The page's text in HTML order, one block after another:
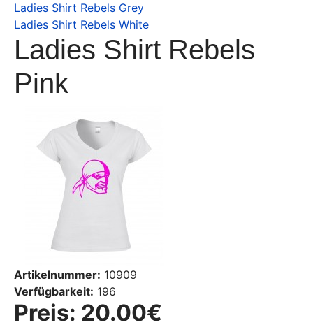
Ladies Shirt Rebels Grey
Ladies Shirt Rebels White
Ladies Shirt Rebels
Pink
Artikelnummer: 10909
Verfügbarkeit: 196
Preis: 20.00€